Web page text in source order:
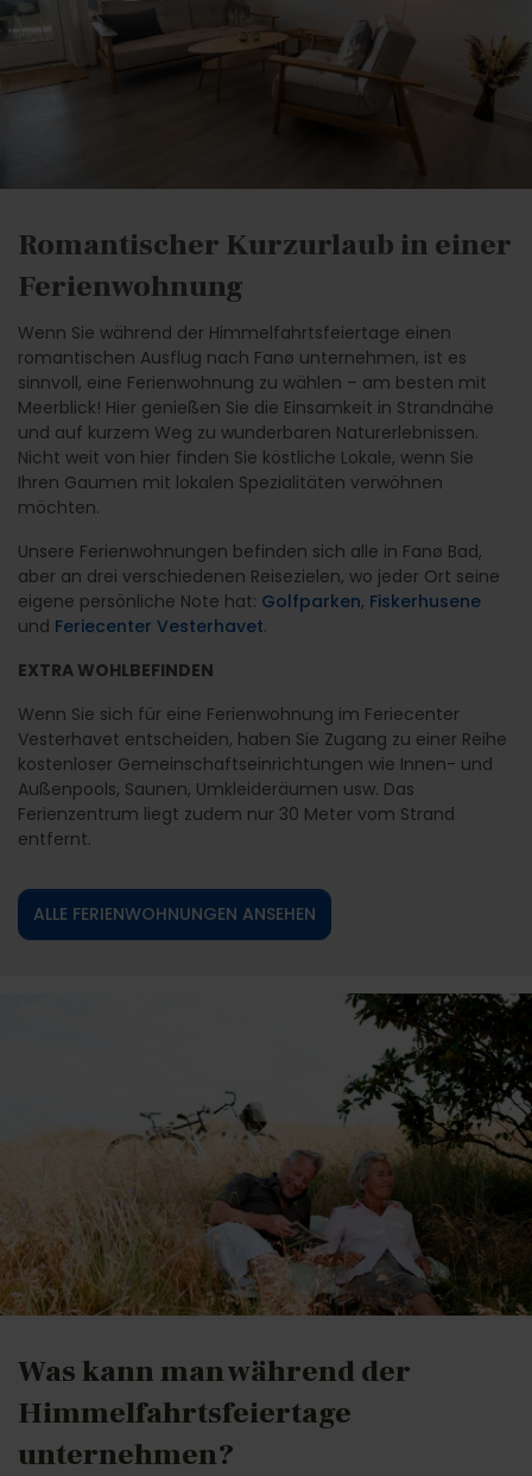
Romantischer Kurzurlaub in einer
Ferienwohnung
Wenn Sie während der Himmelfahrtsfeiertage einen
romantischen Ausflug nach Fanø unternehmen, ist es
sinnvoll, eine Ferienwohnung zu wählen – am besten mit
Meerblick! Hier genießen Sie die Einsamkeit in Strandnähe
und auf kurzem Weg zu wunderbaren Naturerlebnissen.
Nicht weit von hier finden Sie köstliche Lokale, wenn Sie
Ihren Gaumen mit lokalen Spezialitäten verwöhnen
möchten.
Unsere Ferienwohnungen befinden sich alle in Fanø Bad,
aber an drei verschiedenen Reisezielen, wo jeder Ort seine
eigene persönliche Note hat: Golfparken, Fiskerhusene
und Feriecenter Vesterhavet.
EXTRA WOHLBEFINDEN
Wenn Sie sich für eine Ferienwohnung im Feriecenter
Vesterhavet entscheiden, haben Sie Zugang zu einer Reihe
kostenloser Gemeinschaftseinrichtungen wie Innen- und
Außenpools, Saunen, Umkleideräumen usw. Das
Ferienzentrum liegt zudem nur 30 Meter vom Strand
entfernt.
ALLE FERIENWOHNUNGEN ANSEHEN
Was kann man während der
Himmelfahrtsfeiertage
unternehmen?